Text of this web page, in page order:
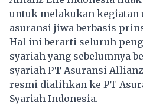
untuk melakukan kegiatan
asuransi jiwa berbasis
Hal ini berarti seluruh
syariah yang sebelumnya
syariah PT Asuransi
resmi dialihkan ke PT
Syariah Indonesia.